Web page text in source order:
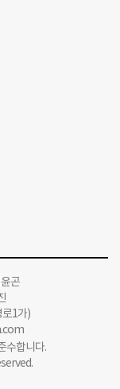
윤곤
로1가)
수합니다.